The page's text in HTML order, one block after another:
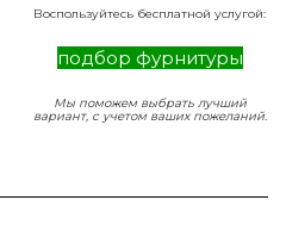
Воспользуйтесь бесплатной услугой:
подбор фурнитуры
Мы поможем выбрать лучший
вариант, с учетом ваших пожеланий.